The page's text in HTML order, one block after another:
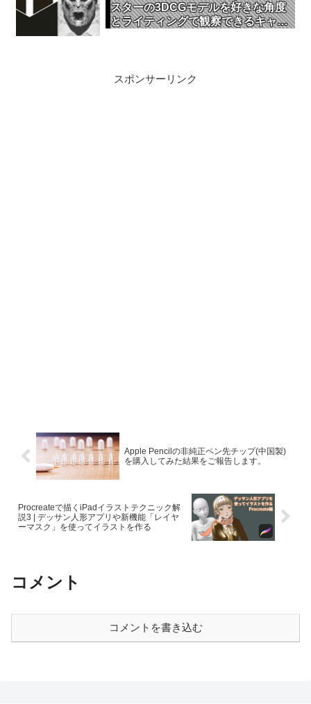
スターの3DCGモデルを好きな角度
とライティングで観察できるキャラ
スポンサーリンク
Apple Pencilの非純正ペン先チップ(中国製)
を購入してみた結果をご報告します。
Procreateで描くiPadイラストテクニック解
説3 | デッサン人形アプリや新機能「レイヤ
ーマスク」を使ってイラストを作る
コメント
コメントを書き込む